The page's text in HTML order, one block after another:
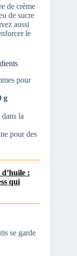
de crème
de sucre
aussi
le
pour
g
dans la
pour des
:
qui
se garde